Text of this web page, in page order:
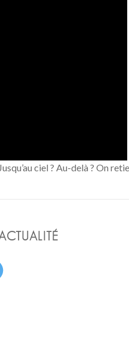
ciel ? Au-delà ? On